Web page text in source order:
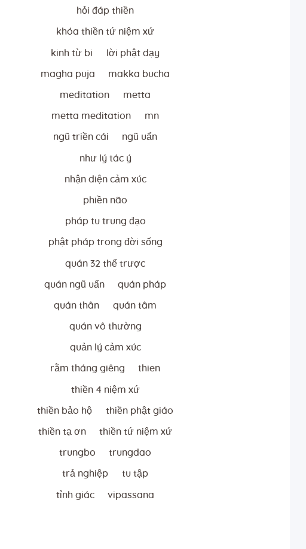
hỏi đáp thiền
khóa thiền tứ niệm xứ
kinh từ bi lời phật dạy
magha puja makka bucha
meditation metta
metta meditation mn
ngũ triền cái ngũ uẩn
như lý tác ý
nhận diện cảm xúc
phiền não
pháp tu trung đạo
phật pháp trong đời sống
quán 32 thể trược
quán ngũ uẩn quán pháp
quán thân quán tâm
quán vô thường
quản lý cảm xúc
rằm tháng giêng thien
thiền 4 niệm xứ
thiền bảo hộ thiền phật giáo
thiền tạ ơn thiền tứ niệm xứ
trungbo trungdao
trả nghiệp tu tập
tỉnh giác vipassana